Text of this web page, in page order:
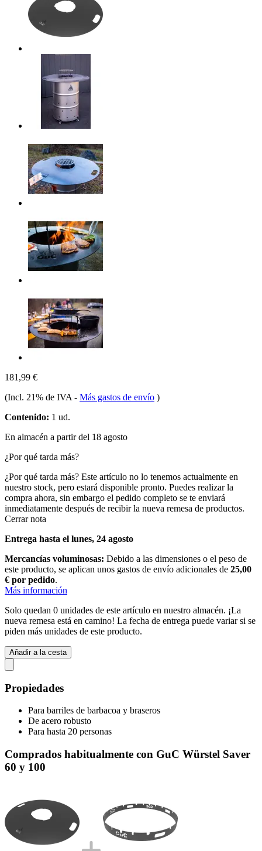
181,99 €
(Incl. 21% de IVA - Más gastos de envío )
Contenido: 1 ud.
En almacén a partir del 18 agosto
¿Por qué tarda más?
¿Por qué tarda más? Este artículo no lo tenemos actualmente en
nuestro stock, pero estará disponible pronto. Puedes realizar la
compra ahora, sin embargo el pedido completo se te enviará
inmediatamente después de recibir la nueva remesa de productos.
Cerrar nota
Entrega hasta el lunes, 24 agosto
Mercancías voluminosas: Debido a las dimensiones o el peso de
este producto, se aplican unos gastos de envío adicionales de 25,00
€ por pedido.
Más información
Solo quedan 0 unidades de este artículo en nuestro almacén. ¡La
nueva remesa está en camino! La fecha de entrega puede variar si se
piden más unidades de este producto.
Añadir a la cesta
Propiedades
Para barriles de barbacoa y braseros
De acero robusto
Para hasta 20 personas
Comprados habitualmente con GuC Würstel Saver
60 y 100